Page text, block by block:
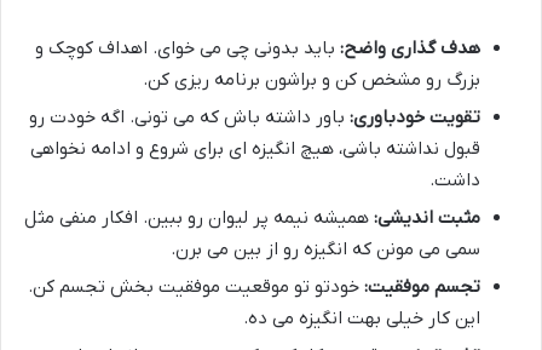
هدف گذاری واضح: باید بدونی چی می خوای. اهداف کوچک و
بزرگ رو مشخص کن و براشون برنامه ریزی کن.
تقویت خودباوری: باور داشته باش که می تونی. اگه خودت رو
قبول نداشته باشی، هیچ انگیزه ای برای شروع و ادامه نخواهی
داشت.
مثبت اندیشی: همیشه نیمه پر لیوان رو ببین. افکار منفی مثل
سمی می مونن که انگیزه رو از بین می برن.
تجسم موفقیت: خودتو تو موقعیت موفقیت بخش تجسم کن.
این کار خیلی بهت انگیزه می ده.